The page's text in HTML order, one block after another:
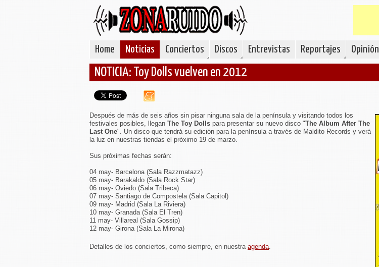
Home Noticias Conciertos Discos Entrevistas Reportajes Opinión
NOTICIA: Toy Dolls vuelven en 2012
Después de más de seis años sin pisar ninguna sala de la península y visitando todos los
festivales posibles, llegan The Toy Dolls para presentar su nuevo disco "The Album After The
Last One". Un disco que tendrá su edición para la península a través de Maldito Records y verá
la luz en nuestras tiendas el próximo 19 de marzo.
Sus próximas fechas serán:
04 may- Barcelona (Sala Razzmatazz)
05 may- Barakaldo (Sala Rock Star)
06 may- Oviedo (Sala Tribeca)
07 may- Santiago de Compostela (Sala Capitol)
09 may- Madrid (Sala La Riviera)
10 may- Granada (Sala El Tren)
11 may- Villareal (Sala Gossip)
12 may- Girona (Sala La Mirona)
Detalles de los conciertos, como siempre, en nuestra agenda.